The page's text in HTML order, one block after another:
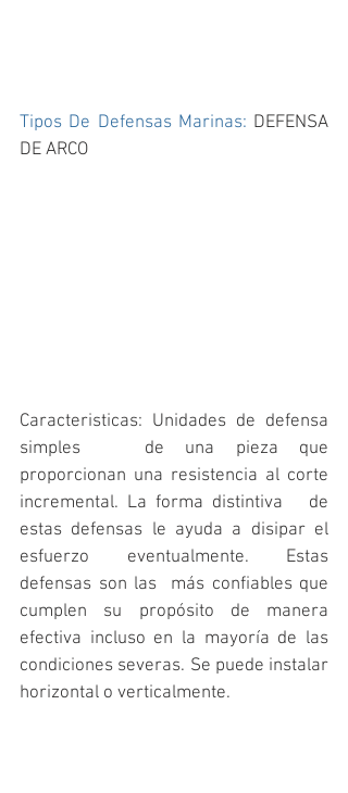
Tipos De Defensas Marinas: DEFENSA
DE ARCO
Caracteristicas: Unidades de defensa
simples   de una pieza que
proporcionan una resistencia al corte
incremental. La forma distintiva   de
estas defensas le ayuda a disipar el
esfuerzo eventualmente. Estas
defensas son las  más confiables que
cumplen su propósito de manera
efectiva incluso en la mayoría de las
condiciones severas. Se puede instalar
horizontal o verticalmente.